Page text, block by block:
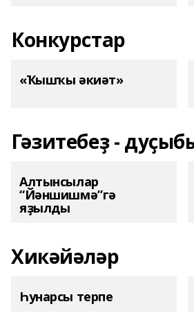
Конкурстар
«Ҡышҡы әкиәт»
Гәзитебеҙ -
Алтынсылар
“Йәншишмә”гә
яҙылды
Хикәйәләр
Һунарсы терпе